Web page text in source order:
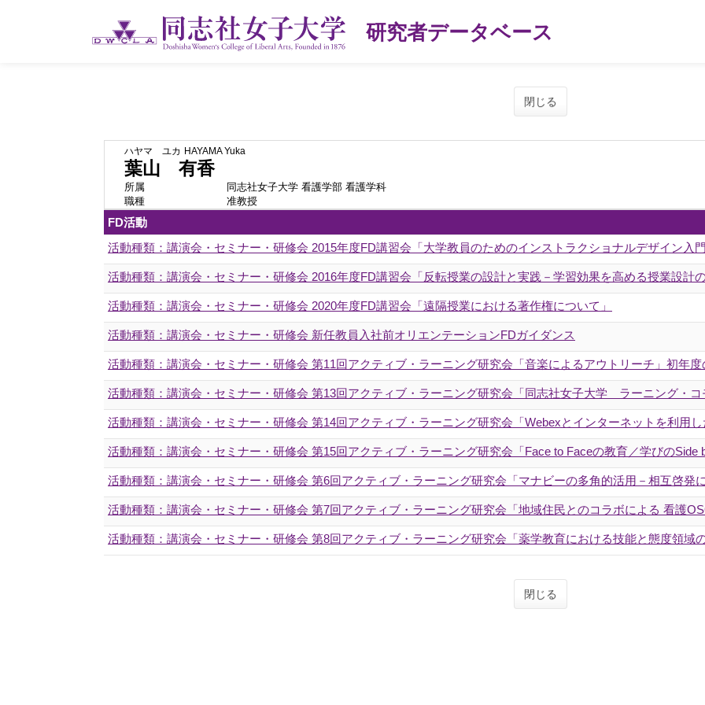
研究者データベース
閉じる
ハヤマ ユカ HAYAMA Yuka
葉山 有香
所属
同志社女子大学 看護学部 看護学科
職種
准教授
FD活動
活動種類：講演会・セミナー・研修会 2015年度FD講習会「大学教員のためのインストラクショナルデザイン入門
活動種類：講演会・セミナー・研修会 2016年度FD講習会「反転授業の設計と実践－学習効果を高める授業設計の
活動種類：講演会・セミナー・研修会 2020年度FD講習会「遠隔授業における著作権について」
活動種類：講演会・セミナー・研修会 新任教員入社前オリエンテーションFDガイダンス
活動種類：講演会・セミナー・研修会 第11回アクティブ・ラーニング研究会「音楽によるアウトリーチ」初年度
活動種類：講演会・セミナー・研修会 第13回アクティブ・ラーニング研究会「同志社女子大学 ラーニング・
活動種類：講演会・セミナー・研修会 第14回アクティブ・ラーニング研究会「Webexとインターネットを利用し
活動種類：講演会・セミナー・研修会 第15回アクティブ・ラーニング研究会「Face to Faceの教育／学びのSide
活動種類：講演会・セミナー・研修会 第6回アクティブ・ラーニング研究会「マナビーの多角的活用－相互啓発
活動種類：講演会・セミナー・研修会 第7回アクティブ・ラーニング研究会「地域住民とのコラボによる 看護
活動種類：講演会・セミナー・研修会 第8回アクティブ・ラーニング研究会「薬学教育における技能と態度領域
閉じる